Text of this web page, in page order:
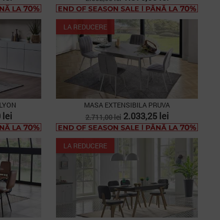
de
baza
lei
LA REDUCERE
MASA EXTENSIBILA PRUVA
Pret
de
baza
2.711,00 lei Pret
2.033,25 lei
LA REDUCERE